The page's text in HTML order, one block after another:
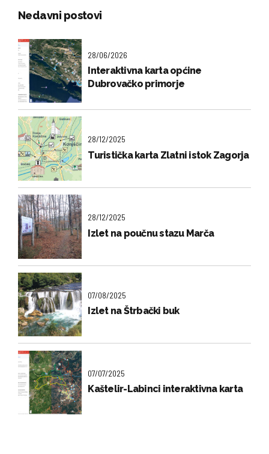
Nedavni postovi
28/06/2026
Interaktivna karta općine
Dubrovačko primorje
28/12/2025
Turistička karta Zlatni istok Zagorja
28/12/2025
Izlet na poučnu stazu Marča
07/08/2025
Izlet na Štrbački buk
07/07/2025
Kaštelir-Labinci interaktivna karta